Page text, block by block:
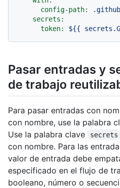
config-path:
secrets:
token:
${{
Pasar entradas y
de trabajo
Para pasar entradas con
con nombre, use la palabra
Use la palabra clave
secrets
con nombre. Para las
valor de entrada debe
especificado en el flujo de
booleano, número o